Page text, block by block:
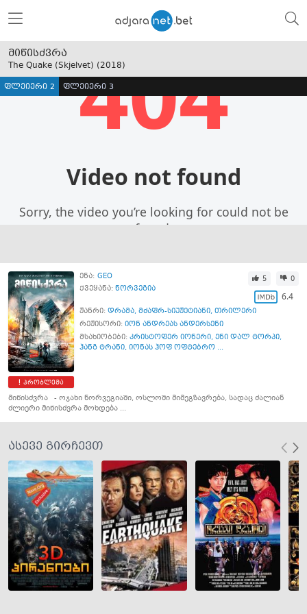
მიწისძვრა
The Quake (Skjelvet) (2018)
ფლეიერი 2 ფლეიერი 3
პრობლემა
ენა: GEO
ქვეყანა: ნორვეგია
5 0
6.4
ჟანრი: დრამა, მძაფრ-სიუჟეტიანი, თრილერი
რეჟისორი: იონ ანდრეას ანდერსენი
მსახიობები: კრისტოფერ იონერი, ენი დალ ტორპი,
ჰანგ ტრანი, იონას ჰოფ ოფტებრო ...
მიწისძვრა - ოჯახი ნორვეგიაში, ოსლოში მიმეგზავრება, სადაც ძალიან
ძლიერი მიწისძვრა მოხდება ...
ასევე გირჩევთ